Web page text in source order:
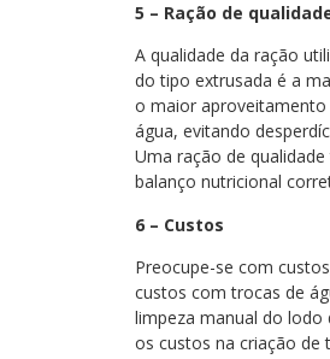
5 – Ração de
A qualidade da ração
do tipo extrusada é a
o maior
água, evitando
Uma ração de
balanço nutricional
6 – Custos
Preocupe-se com
custos com trocas de
limpeza manual do
os custos na criação de